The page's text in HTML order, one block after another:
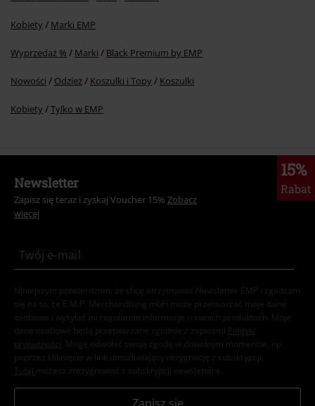
Kobiety Marki EMP
Wyprzedaż % Marki Black Premium by EMP
Nowości Odzież Koszulki i Topy Koszulki
Kobiety Tylko w EMP
15%
Rabat
Newsletter
Zapisz się teraz i zyskaj Voucher 15% Zobacz
więcej
Niniejszym potwierdzam, że chcę otrzymywać Newsletter EMP i zgadzam
się na to, że E.M.P. Merchandising mbH może przetwarzać moje dane
osobowe i wysyłać mi regularnie informacje o swoich produktach. Moje
dane osobowe będą przetwarzane zgodnie z zapisami
Polityki
prywatności . Mogę odwołać swoją zgodę w dowolnym momencie, np.
poprzez kliknięcie w link umożliwiający rezygnację z subskrypcji.
Tutaj możesz zrezygnować z subskrypcji newslettera.